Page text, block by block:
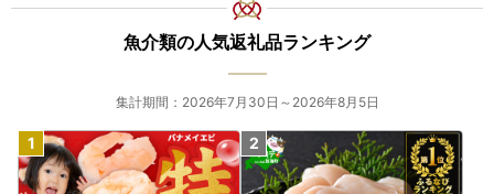
魚介類の人気返礼品ランキング
集計期間：2026年7月30日～2026年8月5日